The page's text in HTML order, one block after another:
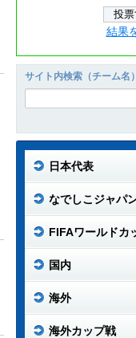
結果
サイト内検索（チーム名）
日本代表
なでしこジャパ
FIFAワールドカ
国内
海外
海外カップ戦